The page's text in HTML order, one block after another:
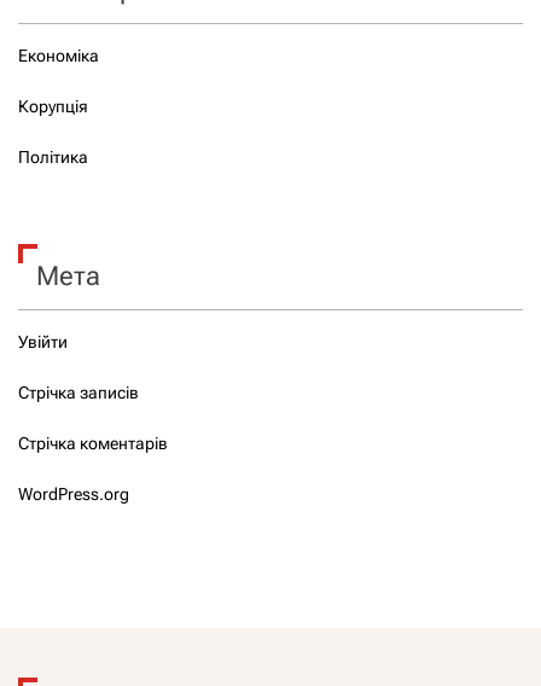
Економіка
Корупція
Політика
Мета
Увійти
Стрічка записів
Стрічка коментарів
WordPress.org